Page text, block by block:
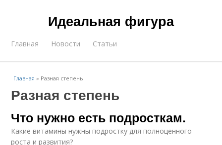
Идеальная фигура
Главная Новости Статьи
Главная » Разная степень
Разная степень
Что нужно есть подросткам.
Какие витамины нужны подростку для полноценного
роста и развития?